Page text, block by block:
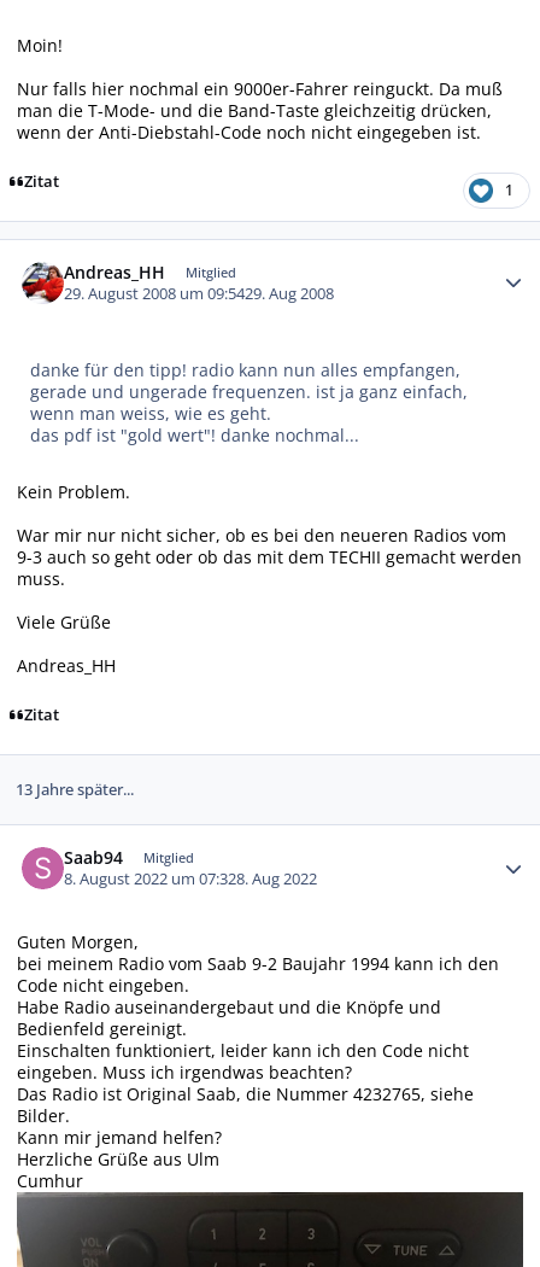
Moin!
Nur falls hier nochmal ein 9000er-Fahrer reinguckt. Da muß
man die T-Mode- und die Band-Taste gleichzeitig drücken,
wenn der Anti-Diebstahl-Code noch nicht eingegeben ist.
Zitat 1
Andreas_HH Mitglied
29. August 2008 um 09:5429. Aug 2008
danke für den tipp! radio kann nun alles empfangen,
gerade und ungerade frequenzen. ist ja ganz einfach,
wenn man weiss, wie es geht.
das pdf ist "gold wert"! danke nochmal...
Kein Problem.
War mir nur nicht sicher, ob es bei den neueren Radios vom
9-3 auch so geht oder ob das mit dem TECHII gemacht werden
muss.
Viele Grüße
Andreas_HH
Zitat
13 Jahre später...
Saab94 Mitglied
8. August 2022 um 07:328. Aug 2022
Guten Morgen,
bei meinem Radio vom Saab 9-2 Baujahr 1994 kann ich den
Code nicht eingeben.
Habe Radio auseinandergebaut und die Knöpfe und
Bedienfeld gereinigt.
Einschalten funktioniert, leider kann ich den Code nicht
eingeben. Muss ich irgendwas beachten?
Das Radio ist Original Saab, die Nummer 4232765, siehe
Bilder.
Kann mir jemand helfen?
Herzliche Grüße aus Ulm
Cumhur